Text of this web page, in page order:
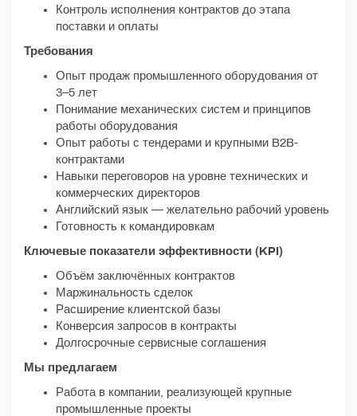
Контроль исполнения контрактов до этапа
поставки и оплаты
Требования
Опыт продаж промышленного оборудования от
3–5 лет
Понимание механических систем и принципов
работы оборудования
Опыт работы с тендерами и крупными B2B-
контрактами
Навыки переговоров на уровне технических и
коммерческих директоров
Английский язык — желательно рабочий уровень
Готовность к командировкам
Ключевые показатели эффективности (KPI)
Объём заключённых контрактов
Маржинальность сделок
Расширение клиентской базы
Конверсия запросов в контракты
Долгосрочные сервисные соглашения
Мы предлагаем
Работа в компании, реализующей крупные
промышленные проекты